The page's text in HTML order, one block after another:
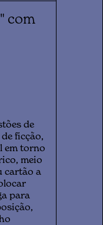
com
de
ficção,
em torno
meio
cartão a
para